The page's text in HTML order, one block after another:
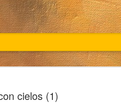
cielos (1)